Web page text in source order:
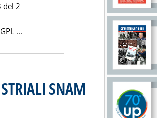
del 2
... Leggi tutta la notizia: 'LE
SNAM